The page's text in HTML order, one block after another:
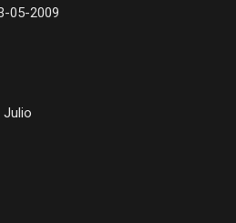
05-2009
Julio